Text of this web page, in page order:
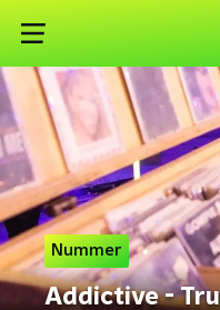
Nummer
Addictive -